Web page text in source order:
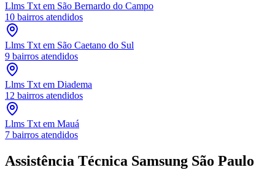
Llms Txt em São Bernardo do Campo
10 bairros atendidos
Llms Txt em São Caetano do Sul
9 bairros atendidos
Llms Txt em Diadema
12 bairros atendidos
Llms Txt em Mauá
7 bairros atendidos
Assistência Técnica Samsung São Paulo